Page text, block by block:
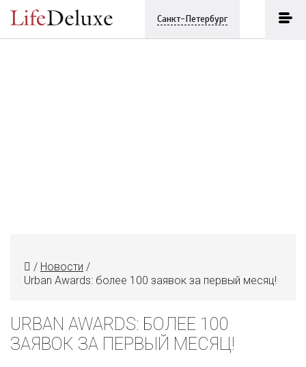
Санкт-Петербург
/ Новости /
Urban Awards: более 100 заявок за первый месяц!
URBAN AWARDS: БОЛЕЕ 100
ЗАЯВОК ЗА ПЕРВЫЙ МЕСЯЦ!